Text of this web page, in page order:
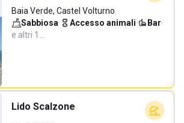
Baia Verde, Castel Volturno
Sabbiosa· Accesso animali· Bar·
e altri 1…
Lido Scalzone